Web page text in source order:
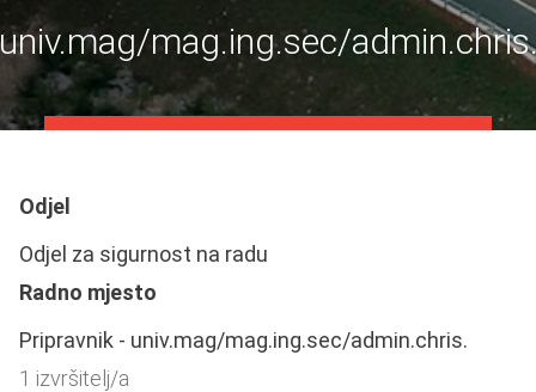
Kontrast:
Poništi izmjene
mag.ing.sec/
Odjel
Odjel za sigurnost na radu
Radno mjesto
Pripravnik - univ.mag/mag.ing.sec/admin.chris.
1 izvršitelj/a